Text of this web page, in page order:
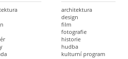
architektura
design
film
fotografie
historie
hudba
kulturní program